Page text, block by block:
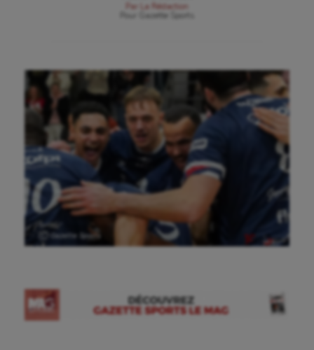
Par
La Rédaction
Gazette Sports
Ⓒ Gazette Sports